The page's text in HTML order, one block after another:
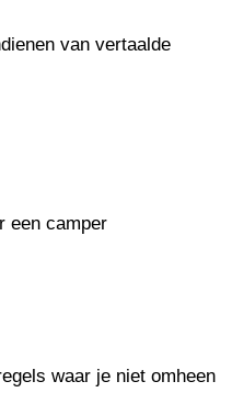
van vertaalde
een camper
waar je niet omheen